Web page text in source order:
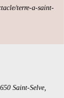
terre-a-saint-
Saint-Selve,